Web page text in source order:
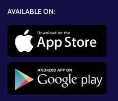
AVAILABLE ON: